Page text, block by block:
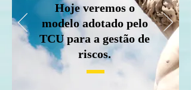
Hoje veremos o
modelo adotado pelo
TCU para a gestão de
riscos.